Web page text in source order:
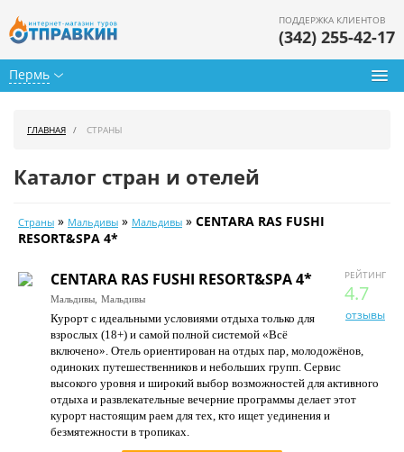
Пермь
ПОДДЕРЖКА КЛИЕНТОВ
(342) 255-42-17
Календарь туров
Цены дня
Страны
Как купить
О нас
Контакты
ГЛАВНАЯ СТРАНЫ
Каталог стран и отелей
Страны » Мальдивы » Мальдивы » CENTARA RAS FUSHI
RESORT&SPA 4*
РЕЙТИНГ
4.7
отзывы
CENTARA RAS FUSHI RESORT&SPA 4*
Мальдивы, Мальдивы
Курорт с идеальными условиями отдыха только для
взрослых (18+) и самой полной системой «Всё
включено». Отель ориентирован на отдых пар, молодожёнов,
одиноких путешественников и небольших групп. Сервис
высокого уровня и широкий выбор возможностей для активного
отдыха и развлекательные вечерние программы делает этот
курорт настоящим раем для тех, кто ищет уединения и
безмятежности в тропиках.